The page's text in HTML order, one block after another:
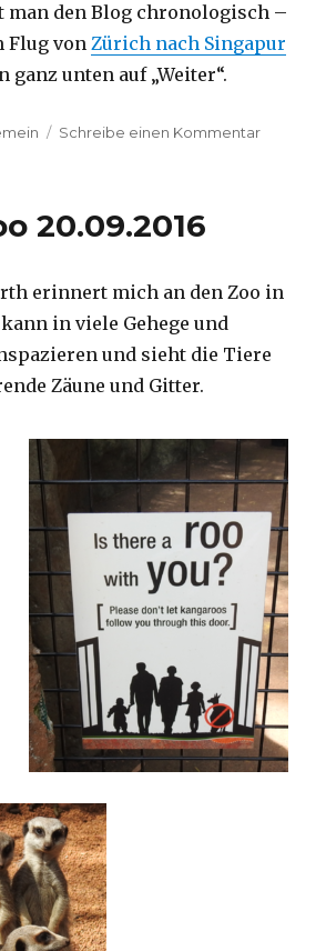
man den Blog chronologisch –
Flug vonZürich nach Singapur
unten auf „Weiter“.
Schreibe einen Kommentarzu
Perth
20.09.2016
erinnert mich an den Zoo in
in viele Gehege und
und sieht die Tiere
Zäune und Gitter.